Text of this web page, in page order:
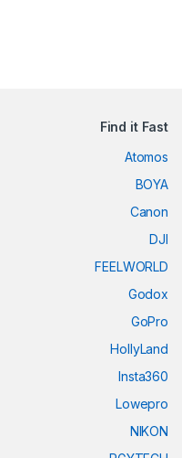
Find it Fast
Atomos
BOYA
Canon
DJI
FEELWORLD
Godox
GoPro
HollyLand
Insta360
Lowepro
NIKON